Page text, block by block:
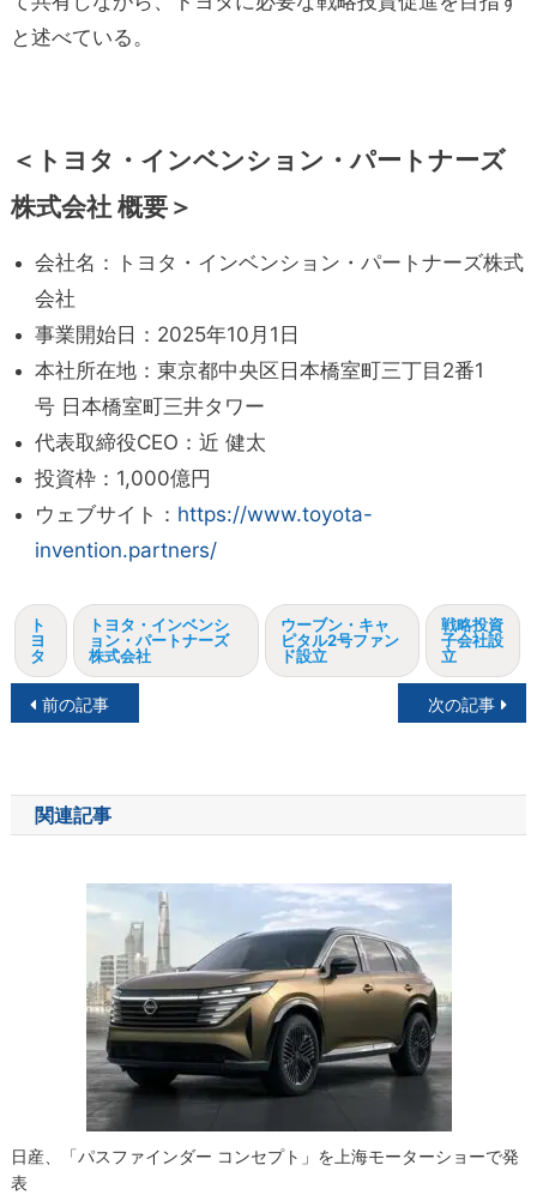
と述べている。
＜トヨタ・インベンション・パートナーズ
株式会社 概要＞
会社名：トヨタ・インベンション・パートナーズ株式
会社
事業開始日：2025年10月1日
本社所在地：東京都中央区日本橋室町三丁目2番1
号 日本橋室町三井タワー
代表取締役CEO：近 健太
投資枠：1,000億円
ウェブサイト： https://www.toyota-
invention.partners/
ト
ヨ
タ
トヨタ・インベンシ
ョン・パートナーズ
株式会社
ウーブン・キャ
ピタル2号ファン
ド設立
戦略投資
子会社設
立
投
ナ
ビ
前の記事 次の記事
関連記事
日産、「パスファインダー コンセプト」を上海モーターショーで発
表